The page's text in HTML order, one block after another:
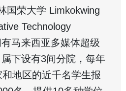
荣大学 Limkokwing
Technology
来西亚多媒体超级
下设有3间分院，每年
地区的近千名学生报